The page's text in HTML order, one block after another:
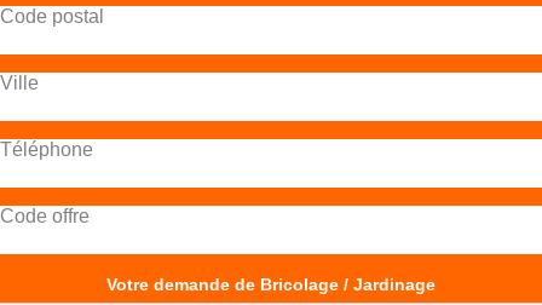
Code postal
Ville
Téléphone
Code offre
Votre demande de Bricolage / Jardinage